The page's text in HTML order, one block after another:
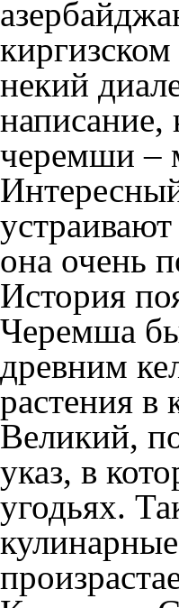
некий
черемши –
она очень
История
Черемша
древним
растения в
Великий,
указ, в
угодьях.